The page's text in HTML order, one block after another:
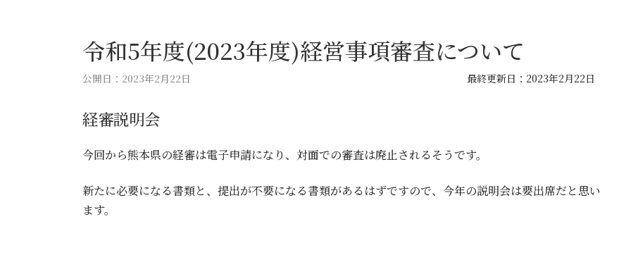
令和5年度(2023年度)経営事項審査について
公開日：2023年2月22日
最
時
:
最終更新日：2023年2月22日
経審説明会
今回から熊本県の経審は電子申請になり、対面での審査は廃止されるそうです。
新たに必要になる書類と、提出が不要になる書類があるはずですので、今年の説明会は要出席だと思い
ます。